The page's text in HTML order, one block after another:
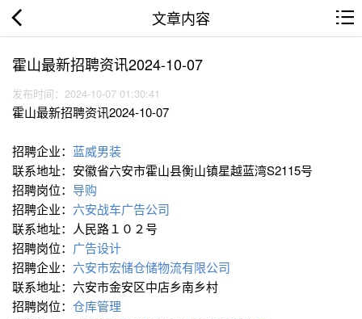
文章内容
霍山最新招聘资讯2024-10-07
发布时间：2024-10-07 01:30:41
霍山最新招聘资讯2024-10-07
招聘企业： 蓝威男装
联系地址：安徽省六安市霍山县衡山镇星越蓝湾S2115号
招聘岗位： 导购
招聘企业： 六安战车广告公司
联系地址：人民路１０２号
招聘岗位： 广告设计
招聘企业： 六安市宏储仓储物流有限公司
联系地址：六安市金安区中店乡南乡村
招聘岗位： 仓库管理